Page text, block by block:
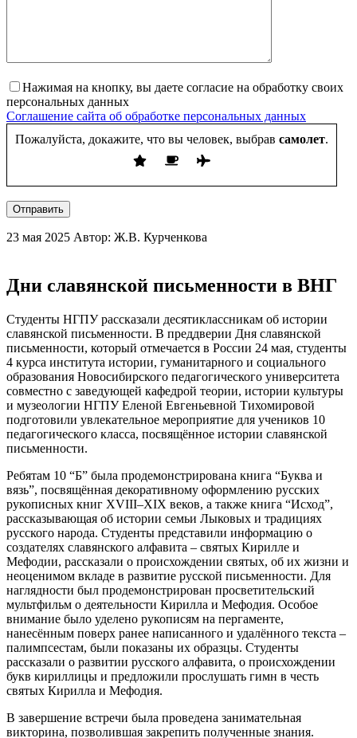
Нажимая на кнопку, вы даете согласие на обработку своих
персональных данных
Соглашение сайта об обработке персональных данных
Пожалуйста, докажите, что вы человек, выбрав самолет.
Отправить
23 мая 2025 Автор: Ж.В. Курченкова
Дни славянской письменности в ВНГ
Студенты НГПУ рассказали десятиклассникам об истории
славянской письменности. В преддверии Дня славянской
письменности, который отмечается в России 24 мая, студенты
4 курса института истории, гуманитарного и социального
образования Новосибирского педагогического университета
совместно с заведующей кафедрой теории, истории культуры
и музеологии НГПУ Еленой Евгеньевной Тихомировой
подготовили увлекательное мероприятие для учеников 10
педагогического класса, посвящённое истории славянской
письменности.
Ребятам 10 “Б” была продемонстрирована книга “Буква и
вязь”, посвящённая декоративному оформлению русских
рукописных книг XVIII–XIX веков, а также книга “Исход”,
рассказывающая об истории семьи Лыковых и традициях
русского народа. Студенты представили информацию о
создателях славянского алфавита – святых Кирилле и
Мефодии, рассказали о происхождении святых, об их жизни и
неоценимом вкладе в развитие русской письменности. Для
наглядности был продемонстрирован просветительский
мультфильм о деятельности Кирилла и Мефодия. Особое
внимание было уделено рукописям на пергаменте,
нанесённым поверх ранее написанного и удалённого текста –
палимпсестам, были показаны их образцы. Студенты
рассказали о развитии русского алфавита, о происхождении
букв кириллицы и предложили прослушать гимн в честь
святых Кирилла и Мефодия.
В завершение встречи была проведена занимательная
викторина, позволившая закрепить полученные знания.